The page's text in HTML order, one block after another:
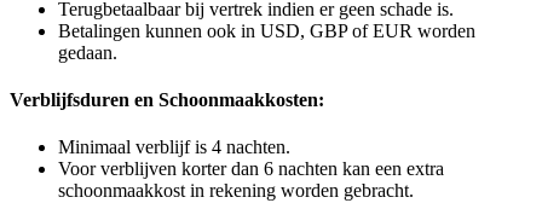
Terugbetaalbaar bij vertrek indien er geen schade is.
Betalingen kunnen ook in USD, GBP of EUR worden
gedaan.
Verblijfsduren en Schoonmaakkosten:
Minimaal verblijf is 4 nachten.
Voor verblijven korter dan 6 nachten kan een extra
schoonmaakkost in rekening worden gebracht.